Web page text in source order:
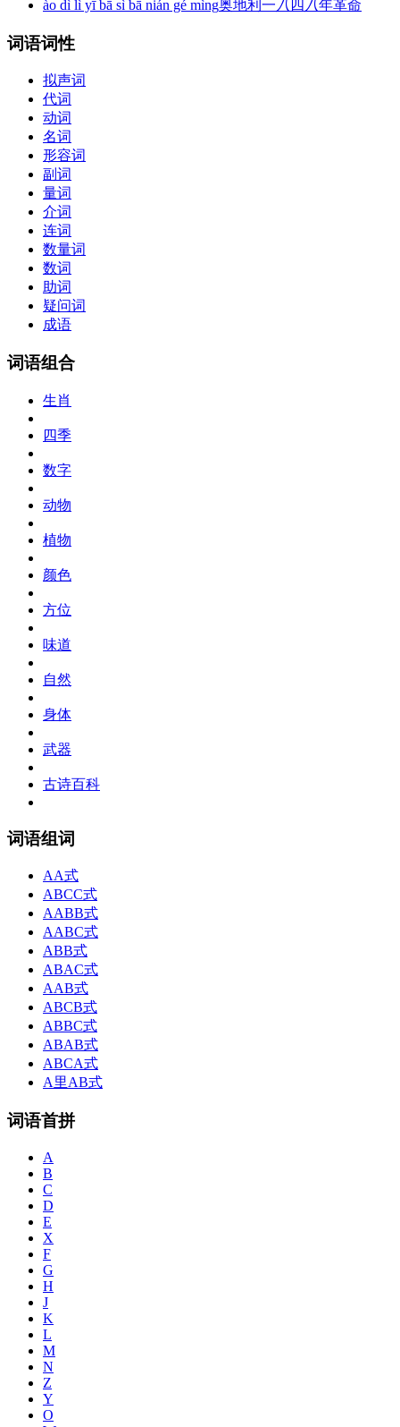
ào dì lì yī bā sì bā nián gé mìng奥地利一 八 四 八年革命
词语词性
拟声词
代词
动词
名词
形容词
副词
量词
介词
连词
数量词
数词
助词
疑问词
成语
词语组合
生肖
四季
数字
动物
植物
颜色
方位
味道
自然
身体
武器
古诗百科
词语组词
AA式
ABCC式
AABB式
AABC式
ABB式
ABAC式
AAB式
ABCB式
ABBC式
ABAB式
ABCA式
A里AB式
词语首拼
A
B
C
D
E
X
F
G
H
J
K
L
M
N
Z
Y
O